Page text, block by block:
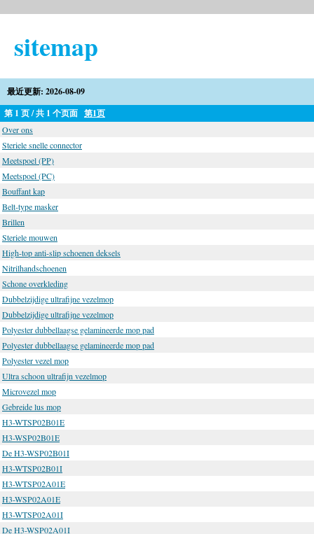
sitemap
最近更新: 2026-08-09
第 1 页 / 共 1 个页面 第1页
Over ons
Steriele snelle connector
Meetspoel (PP)
Meetspoel (PC)
Bouffant kap
Belt-type masker
Brillen
Steriele mouwen
High-top anti-slip schoenen deksels
Nitrilhandschoenen
Schone overkleding
Dubbelzijdige ultrafijne vezelmop
Dubbelzijdige ultrafijne vezelmop
Polyester dubbellaagse gelamineerde mop pad
Polyester dubbellaagse gelamineerde mop pad
Polyester vezel mop
Ultra schoon ultrafijn vezelmop
Microvezel mop
Gebreide lus mop
H3-WTSP02B01E
H3-WSP02B01E
De H3-WSP02B01I
H3-WTSP02B01I
H3-WTSP02A01E
H3-WSP02A01E
H3-WTSP02A01I
De H3-WSP02A01I